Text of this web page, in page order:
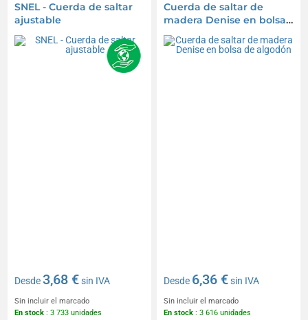
SNEL - Cuerda de saltar
ajustable
Desde3,68 €sin IVA
Sin incluir el marcado
En stock : 3 733 unidades
Cuerda de saltar de
madera Denise en bolsa
de algodón
Desde 6,36 €sin IVA
Sin incluir el marcado
En stock : 3 616 unidades